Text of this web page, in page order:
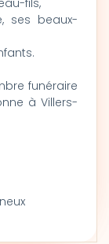
fils,
ses beaux-
funéraire
à Villers-